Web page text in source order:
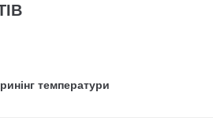
температури